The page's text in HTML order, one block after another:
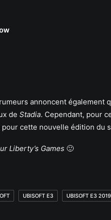
annoncent également
de Stadia. Cependant, pour
cette nouvelle édition du
Liberty’s Games 🙂
UBISOFT E3 UBISOFT E3 2019